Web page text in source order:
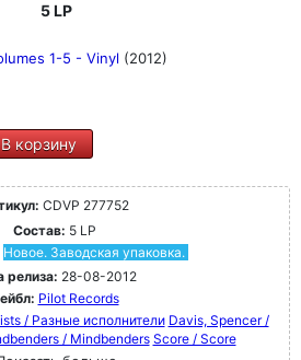
5 LP
1-5 - Vinyl (2012)
В корзину
CDVP 277752
Состав: 5 LP
Новое. Заводская упаковка.
релиза: 28-08-2012
Pilot Records
/ Разные исполнители Davis, Spencer /
/ Mindbenders Score / Score